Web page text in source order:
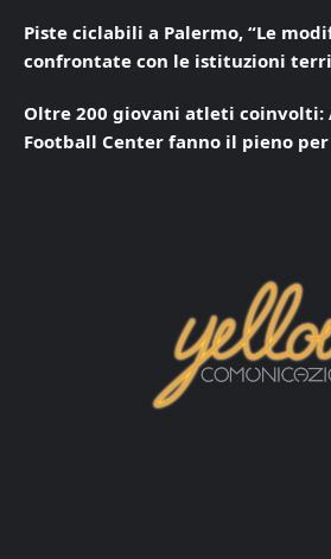
Piste ciclabili a Palermo, “Le
confrontate con le istituzioni
Oltre 200 giovani atleti coinvolti:
Football Center fanno il pieno per